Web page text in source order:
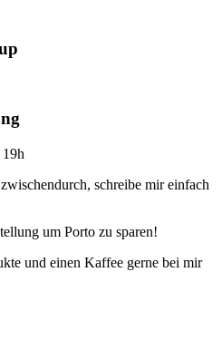
schreibe mir einfach
um Porto zu sparen!
und einen Kaffee gerne bei mir